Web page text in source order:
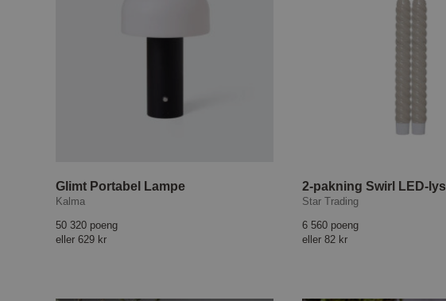
Glimt Portabel Lampe
Kalma
50 320 poeng
eller 629 kr
2-pakning Swirl LED-lys
Star Trading
6 560 poeng
eller 82 kr